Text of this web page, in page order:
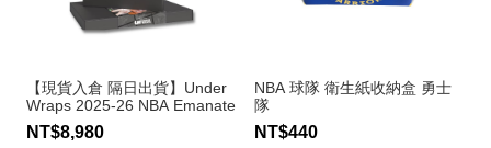
【現貨入倉 隔日出貨】Under
Wraps 2025-26 NBA Emanate
球員簽名卡
NT$8,980
NBA 球隊 衛生紙收納盒 勇士
隊
NT$440